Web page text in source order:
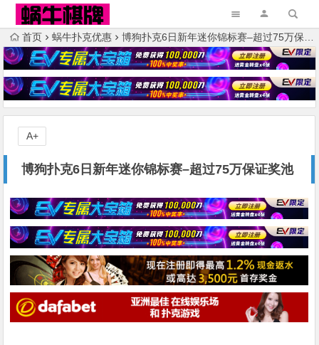
首页 蜗牛扑克优惠 博狗扑克6日新年迷你锦标赛–超过75万保证奖池
博狗扑克6日新年迷你锦标赛–超过75万保证奖池
A+